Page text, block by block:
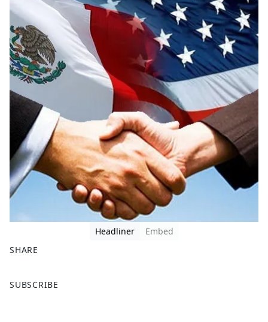
Headliner
Embed
SHARE
a
SUBSCRIBE